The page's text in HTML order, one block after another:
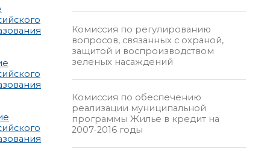
Комиссия по регулированию
вопросов, связанных с охраной,
защитой и воспроизводством
зеленых насаждений
Комиссия по обеспечению
реализации муниципальной
программы Жилье в кредит на
2007-2016 годы